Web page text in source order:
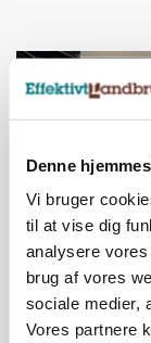
Denne
Vi bruger
til at vise dig
analysere
brug af vores
sociale medier,
Vores partnere
Ejer eller